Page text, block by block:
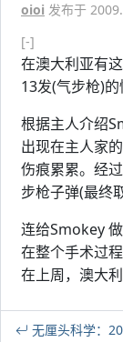
oioi 发布于
[-]
在澳大利亚有
13发(气步枪)
根据主人介绍
出现在主人家
伤痕累累。经
步枪子弹(最终
连给Smokey
在整个手术过
在上周，澳大
无厘头科学：